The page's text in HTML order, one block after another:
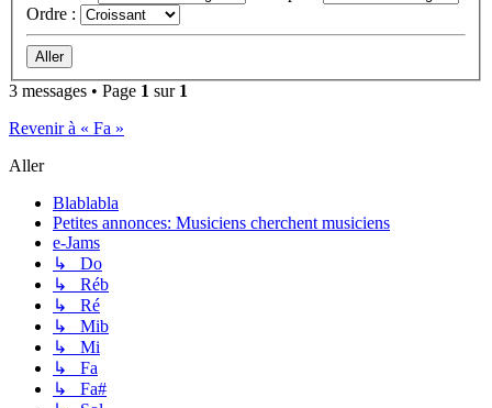
Ordre :
3 messages • Page 1 sur 1
Revenir à « Fa »
Aller
Blablabla
Petites annonces: Musiciens cherchent musiciens
e-Jams
↳ Do
↳ Réb
↳ Ré
↳ Mib
↳ Mi
↳ Fa
↳ Fa#